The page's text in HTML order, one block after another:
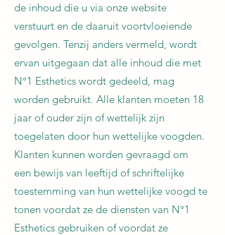
de inhoud die u via onze website
verstuurt en de daaruit voortvloeiende
gevolgen. Tenzij anders vermeld, wordt
ervan uitgegaan dat alle inhoud die met
N°1 Esthetics wordt gedeeld, mag
worden gebruikt. Alle klanten moeten 18
jaar of ouder zijn of wettelijk zijn
toegelaten door hun wettelijke voogden.
Klanten kunnen worden gevraagd om
een ​​bewijs van leeftijd of schriftelijke
toestemming van hun wettelijke voogd te
tonen voordat ze de diensten van N°1
Esthetics gebruiken of voordat ze